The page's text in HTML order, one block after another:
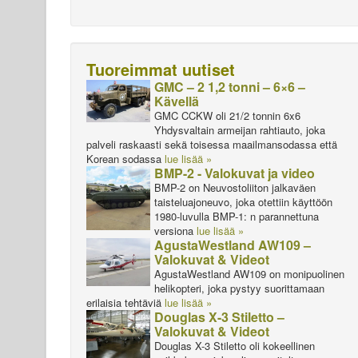
Tuoreimmat uutiset
GMC – 2 1,2 tonni – 6×6 –
Kävellä
GMC CCKW oli 21/2 tonnin 6x6
Yhdysvaltain armeijan rahtiauto, joka
palveli raskaasti sekä toisessa maailmansodassa että
Korean sodassa lue lisää »
BMP-2 - Valokuvat ja video
BMP-2 on Neuvostoliiton jalkaväen
taisteluajoneuvo, joka otettiin käyttöön
1980-luvulla BMP-1: n parannettuna
versiona lue lisää »
AgustaWestland AW109 –
Valokuvat & Videot
AgustaWestland AW109 on monipuolinen
helikopteri, joka pystyy suorittamaan
erilaisia tehtäviä lue lisää »
Douglas X-3 Stiletto –
Valokuvat & Videot
Douglas X-3 Stiletto oli kokeellinen